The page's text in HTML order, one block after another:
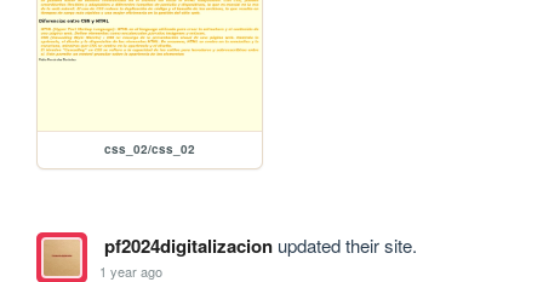
css_02/css_02
pf2024digitalizacionupdated their site.
1 year ago